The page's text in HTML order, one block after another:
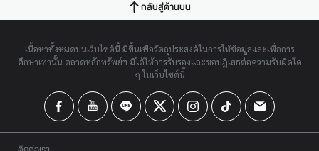
กลับสู่ด้านบน
เนื้อหาทั้งหมดบนเว็บไซต์นี้ มีขึ้นเพื่อวัตถุประสงค์ในการให้ข้อมูลและเพื่อการ
ศึกษาเท่านั้น ตลาดหลักทรัพย์ฯ มิได้ให้การรับรองและขอปฏิเสธต่อความรับผิดใด
ๆ ในเว็บไซต์นี้